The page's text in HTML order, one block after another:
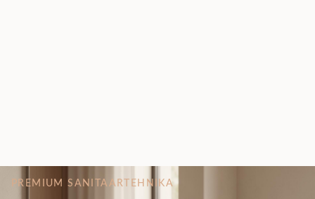
PREMIUM SANITAARTEHNIKA